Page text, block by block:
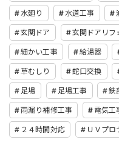
水廻り 水道工事
玄関ドア 玄関ドアリフ
細かい工事 給湯器
草むしり 蛇口交換
足場 足場工事 鉄
雨漏り補修工事 電気工
２４時間対応 ＵＶプロ